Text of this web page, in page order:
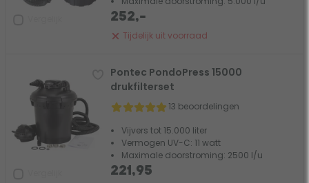
Tijdelijk uit voorraad
252,-
Pontec PondoPress 15000
drukfilterset
13 beoordelingen
Vijvers tot 15.000 liter
Vermogen UV-C: 11 watt
Maximale doorstroming: 2500 l/u
221,95